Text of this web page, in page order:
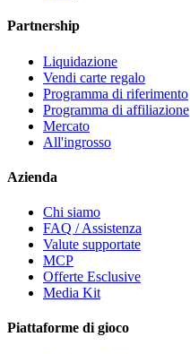
Partnership
Liquidazione
Vendi carte regalo
Programma di riferimento
Programma di affiliazione
Mercato
All'ingrosso
Azienda
Chi siamo
FAQ / Assistenza
Valute supportate
MCP
Offerte Esclusive
Media Kit
Piattaforme di gioco